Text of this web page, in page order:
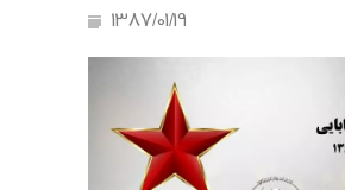
1387/01/19